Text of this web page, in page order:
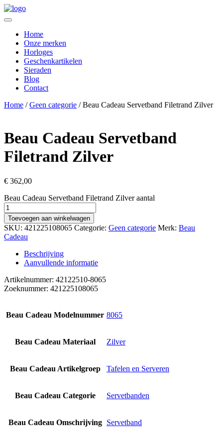
Home
Onze merken
Horloges
Geschenkartikelen
Sieraden
Blog
Contact
Home /Geen categorie / Beau Cadeau Servetband Filetrand Zilver
Beau Cadeau Servetband
Filetrand Zilver
€ 362,00
Beau Cadeau Servetband Filetrand Zilver aantal
Toevoegen aan winkelwagen
SKU: 421225108065 Categorie: Geen categorie Merk: Beau
Cadeau
Beschrijving
Aanvullende informatie
Artikelnummer: 42122510-8065
Zoeknummer: 421225108065
Beau Cadeau Modelnummer 8065
Beau Cadeau Materiaal Zilver
Beau Cadeau Artikelgroep Tafelen en Serveren
Beau Cadeau Categorie Servetbanden
Beau Cadeau Omschrijving Servetband